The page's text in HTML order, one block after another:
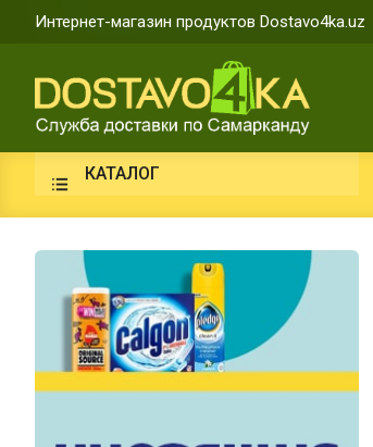
Интернет-магазин продуктов Dostavo4ka.uz
КАТАЛОГ